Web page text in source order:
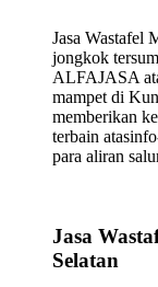
Jasa Wastafel
jongkok
ALFAJASA
mampet di
memberikan
terbain
para aliran
Jasa
Selatan